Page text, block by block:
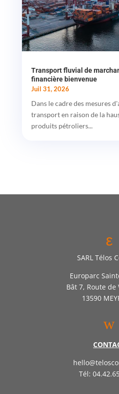
Transport fluvial de
financière bienvenue
Juil 31, 2026
Dans le cadre des mesures
transport en raison de la
produits pétroliers...
ε
SARL Télos
Europarc
Bât 7, Route
13590
w
Tél: